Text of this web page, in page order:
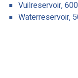
Vuilreservoir,
Waterreservoir,